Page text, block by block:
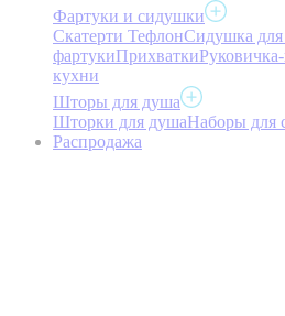
Фартуки и сидушки
Скатерти ТефлонСидушка для
фартукиПрихватки
кухни
Шторы для душа
Шторки для душаНаборы для
Распродажа